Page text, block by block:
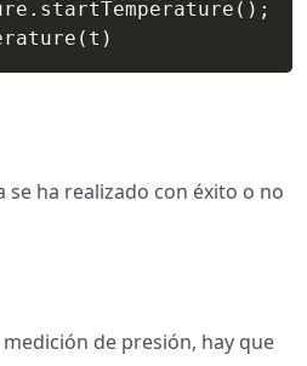
( ) ;
( t )
se ha realizado con éxito o no
de presión, hay que